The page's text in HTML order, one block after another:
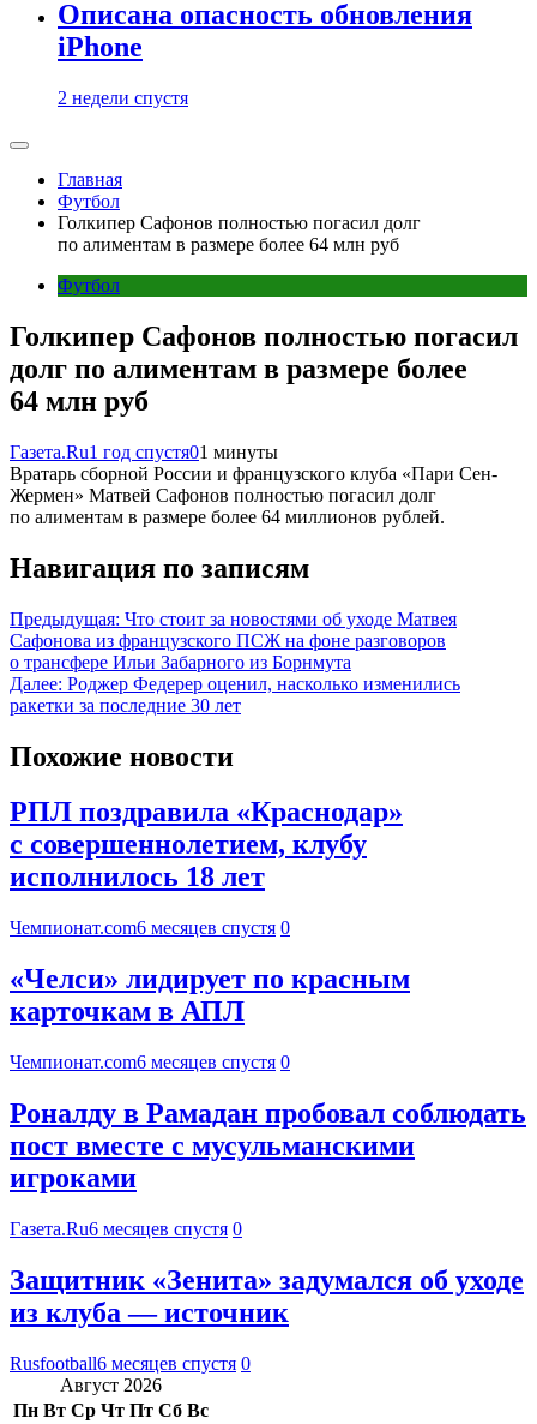
Описана опасность обновления
iPhone
2 недели спустя
Главная
Футбол
Голкипер Сафонов полностью погасил долг
по алиментам в размере более 64 млн руб
Футбол
Голкипер Сафонов полностью погасил
долг по алиментам в размере более
64 млн руб
Газета.Ru1 год спустя01 минуты
Вратарь сборной России и французского клуба «Пари Сен-
Жермен» Матвей Сафонов полностью погасил долг
по алиментам в размере более 64 миллионов рублей.
Навигация по записям
Предыдущая: Что стоит за новостями об уходе Матвея
Сафонова из французского ПСЖ на фоне разговоров
о трансфере Ильи Забарного из Борнмута
Далее: Роджер Федерер оценил, насколько изменились
ракетки за последние 30 лет
Похожие новости
РПЛ поздравила «Краснодар»
с совершеннолетием, клубу
исполнилось 18 лет
Чемпионат.com6 месяцев спустя 0
«Челси» лидирует по красным
карточкам в АПЛ
Чемпионат.com6 месяцев спустя 0
Роналду в Рамадан пробовал соблюдать
пост вместе с мусульманскими
игроками
Газета.Ru6 месяцев спустя 0
Защитник «Зенита» задумался об уходе
из клуба — источник
Rusfootball6 месяцев спустя 0
Август 2026
Пн Вт Ср Чт Пт Сб Вс